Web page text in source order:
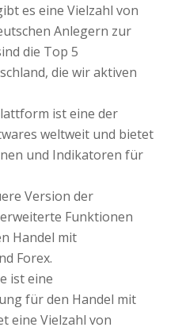
es eine Vielzahl von
Anlegern zur
die Top 5
die wir aktiven
ist eine der
weltweit und bietet
und Indikatoren für
Version der
Funktionen
Handel mit
Forex.
ist eine
für den Handel mit
eine Vielzahl von